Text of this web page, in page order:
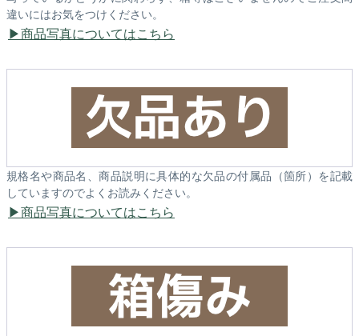
違いにはお気をつけください。
商品写真についてはこちら
規格名や商品名、商品説明に具体的な欠品の付属品（箇所）を記載
していますのでよくお読みください。
商品写真についてはこちら